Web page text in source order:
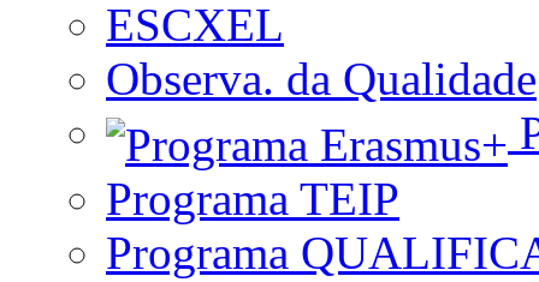
ESCXEL
Observa. da Qualidade
Programa TEIP
Programa